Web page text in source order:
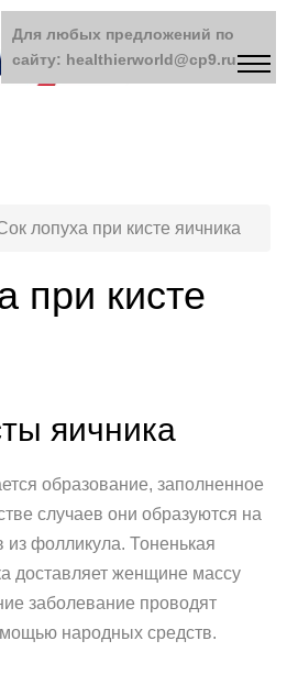
лопуха при кисте яичника
при кисте
яичника
образование, заполненное
случаев они образуются на
из фолликула. Тоненькая
доставляет женщине массу
заболевание проводят
народных средств.
Для любых предложений по
сайту: healthierworld@cp9.ru